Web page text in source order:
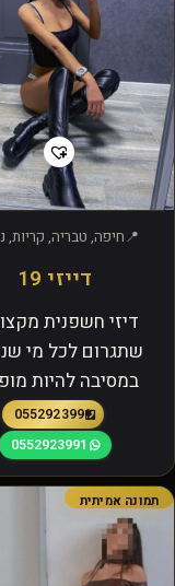
חיפה, טבריה, קריות,
דייזי 19
דיזי חשפנית
שתגרום לכל מי
במסיבה להיות
0552923991
0552923991
תמונה אמיתית